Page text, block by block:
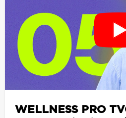
WELLNESS PRO